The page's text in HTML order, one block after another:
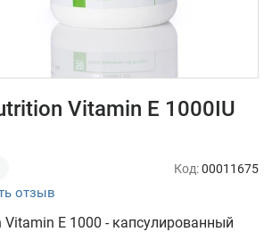
Vitamin E 1000IU
отзыв
Код:00011675
Vitamin E 1000 - капсулированный